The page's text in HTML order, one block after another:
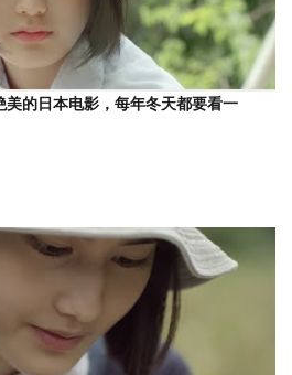
美的日本电影，每年冬天都要看一